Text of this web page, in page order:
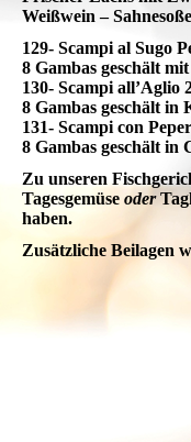
Weißwein –
129- Scampi al Sugo
8 Gambas geschält
130- Scampi all’Aglio
8 Gambas geschält in
131- Scampi con
8 Gambas geschält in
Zu unseren
Tagesgemüse oder
haben.
Zusätzliche Beilagen